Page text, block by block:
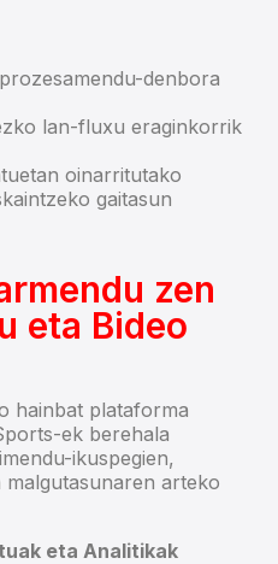
denbora
lan-fluxu eraginkorrik
oinarritutako
gaitasun
zen
eta Bideo
hainbat plataforma
ek berehala
ikuspegien,
arteko
eta Analitikak